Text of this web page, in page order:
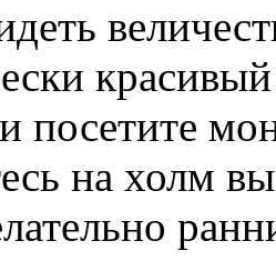
посетите
на холм